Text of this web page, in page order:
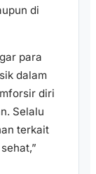
di
para
dalam
diri
Selalu
terkait